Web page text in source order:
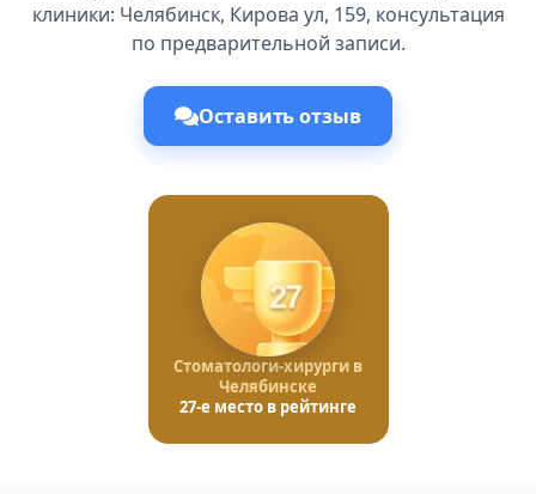
клиники: Челябинск, Кирова ул, 159, консультация
по предварительной записи.
Оставить отзыв
27
Стоматологи-хирурги в
Челябинске
27-е место в рейтинге